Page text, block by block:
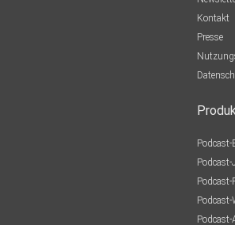
Kontakt
Presse
Podcast-
Podcast-